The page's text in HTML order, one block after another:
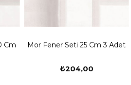
Cm
Mor Fener Seti 25 Cm 3 Adet
₺204,00